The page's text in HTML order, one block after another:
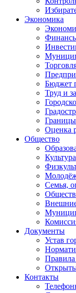
Экономика
Бюджет
Труд и
Оценка
Общество
Культура
Семья,
Документы
Устав
Правила
Контакты